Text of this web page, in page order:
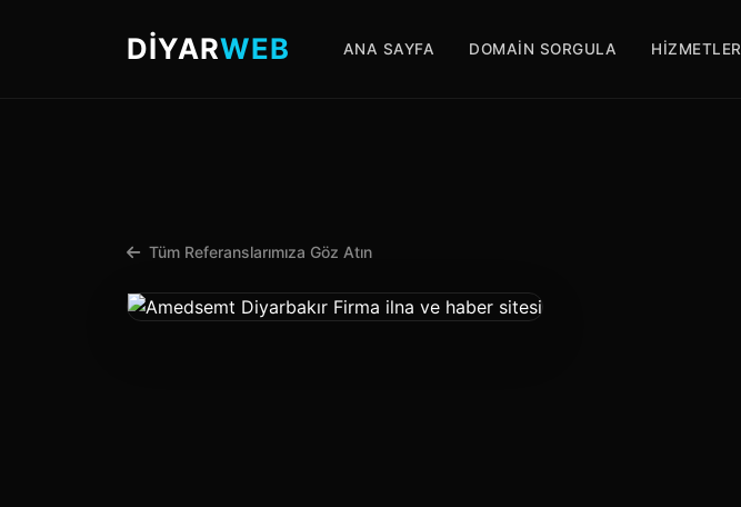
DİYARWEB ANA SAYFA DOMAIN SORGULA HIZMETLER
Tüm Referanslarımıza Göz Atın